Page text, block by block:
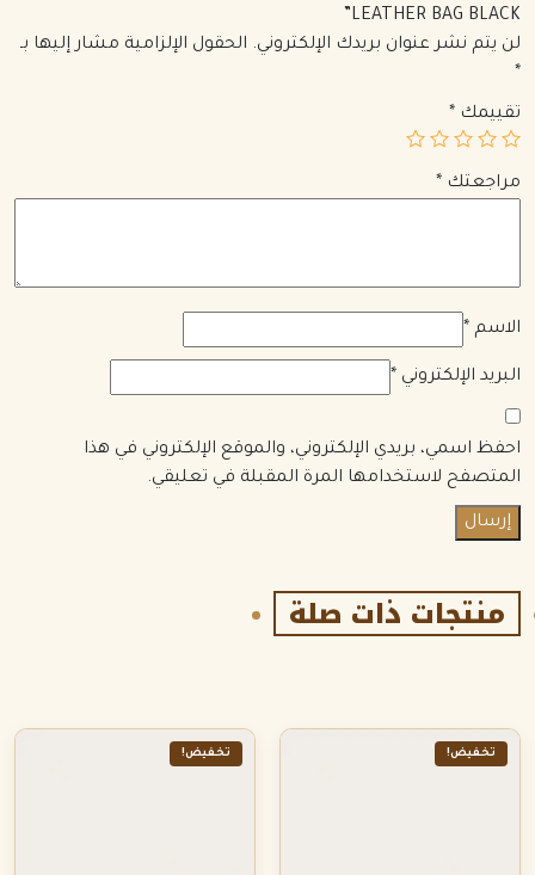
LEATHER BAG BLACK”
لن يتم نشر عنوان بريدك الإلكتروني. الحقول الإلزامية مشار إليها بـ
*
تقييمك *
مراجعتك *
الاسم *
البريد الإلكتروني *
احفظ اسمي، بريدي الإلكتروني، والموقع الإلكتروني في هذا
المتصفح لاستخدامها المرة المقبلة في تعليقي.
منتجات ذات صلة
تخفيض! تخفيض!